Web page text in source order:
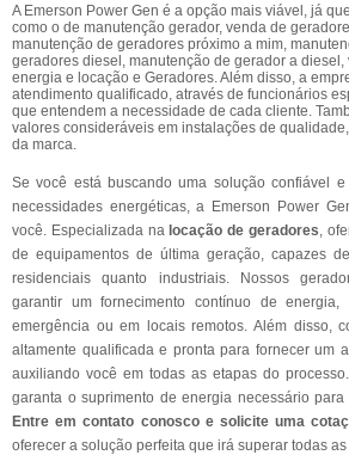
A Emerson Power Gen é a opção mais viável, já
como o de manutenção gerador, venda de
manutenção de geradores próximo a mim,
geradores diesel, manutenção de gerador a diesel,
energia e locação e Geradores. Além disso, a
atendimento qualificado, através de funcionários
que entendem a necessidade de cada cliente.
valores consideráveis em instalações de
da marca.
Se você está buscando uma solução confiável
necessidades energéticas, a Emerson Power
você. Especializada na locação de geradores,
de equipamentos de última geração, capazes
residenciais quanto industriais. Nossos
garantir um fornecimento contínuo de
emergência ou em locais remotos. Além disso,
altamente qualificada e pronta para fornecer um
auxiliando você em todas as etapas do
garanta o suprimento de energia necessário
Entre em contato conosco e solicite uma
oferecer a solução perfeita que irá superar todas